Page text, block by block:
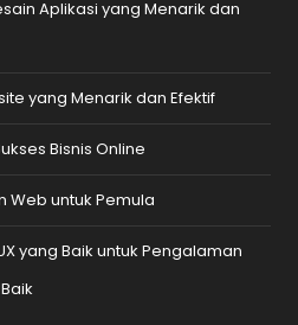
Aplikasi yang Menarik dan
yang Menarik dan Efektif
Bisnis Online
Web untuk Pemula
yang Baik untuk Pengalaman